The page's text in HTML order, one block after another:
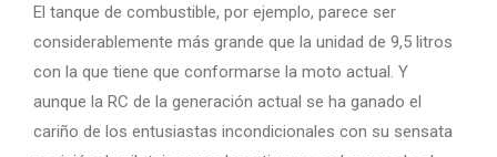
El tanque de combustible, por ejemplo, parece ser
considerablemente más grande que la unidad de 9,5 litros
con la que tiene que conformarse la moto actual. Y
aunque la RC de la generación actual se ha ganado el
cariño de los entusiastas incondicionales con su sensata